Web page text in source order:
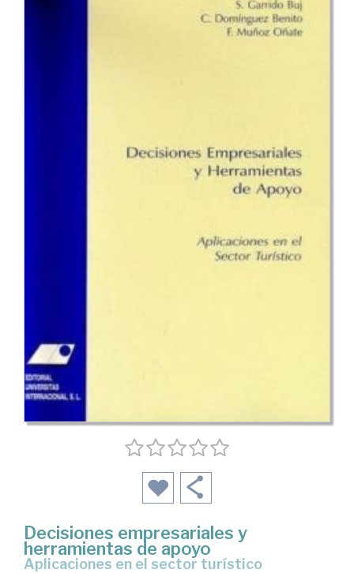
Decisiones empresariales y
herramientas de apoyo
aplicaciones en el sector turístico